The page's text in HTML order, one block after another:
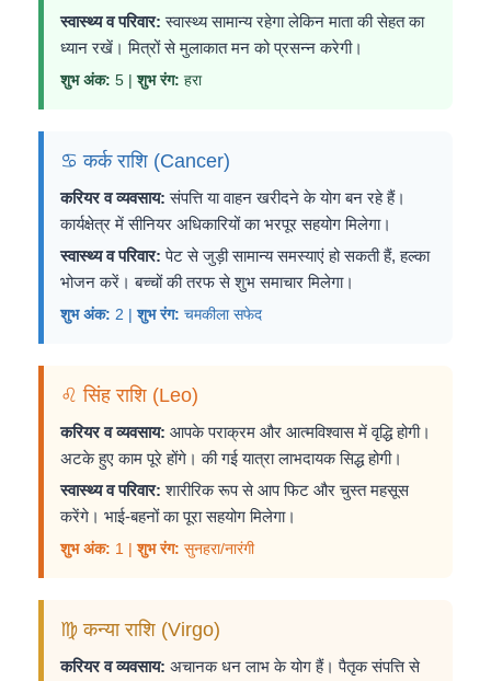
स्वास्थ्य व परिवार: स्वास्थ्य सामान्य रहेगा लेकिन माता की सेहत का
ध्यान रखें। मित्रों से मुलाकात मन को प्रसन्न करेगी।
शुभ अंक: 5 |शुभ रंग: हरा
♋ कर्क राशि (Cancer)
करियर व व्यवसाय: संपत्ति या वाहन खरीदने के योग बन रहे हैं।
कार्यक्षेत्र में सीनियर अधिकारियों का भरपूर सहयोग मिलेगा।
स्वास्थ्य व परिवार: पेट से जुड़ी सामान्य समस्याएं हो सकती हैं, हल्का
भोजन करें। बच्चों की तरफ से शुभ समाचार मिलेगा।
शुभ अंक: 2 |शुभ रंग: चमकीला सफेद
♌ सिंह राशि (Leo)
करियर व व्यवसाय: आपके पराक्रम और आत्मविश्वास में वृद्धि होगी।
अटके हुए काम पूरे होंगे। की गई यात्रा लाभदायक सिद्ध होगी।
स्वास्थ्य व परिवार: शारीरिक रूप से आप फिट और चुस्त महसूस
करेंगे। भाई-बहनों का पूरा सहयोग मिलेगा।
शुभ अंक: 1 |शुभ रंग: सुनहरा/नारंगी
♍ कन्या राशि (Virgo)
करियर व व्यवसाय: अचानक धन लाभ के योग हैं। पैतृक संपत्ति से